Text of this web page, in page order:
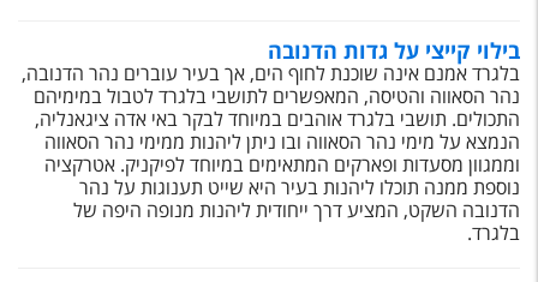
שירות לקוחות
טופס צור קשר
תקנון
נגישות
בילוי קייצי על גדות הדנובה
בלגרד אמנם אינה שוכנת לחוף הים, אך בעיר עוברים נהר הדנובה,
נהר הסאווה והטיסה, המאפשרים לתושבי בלגרד לטבול במימיהם
התכולים. תושבי בלגרד אוהבים במיוחד לבקר באי אדה ציגאנליה,
הנמצא על מימי נהר הסאווה ובו ניתן ליהנות ממימי נהר הסאווה
וממגוון מסעדות ופארקים המתאימים במיוחד לפיקניק. אטרקציה
נוספת ממנה תוכלו ליהנות בעיר היא שייט תענוגות על נהר
הדנובה השקט, המציע דרך ייחודית ליהנות מנופה היפה של
בלגרד.